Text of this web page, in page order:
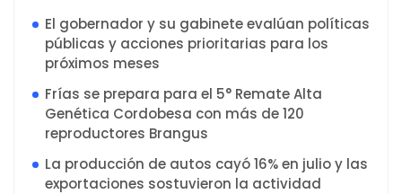
El gobernador y su gabinete evalúan políticas
públicas y acciones prioritarias para los
próximos meses
Frías se prepara para el 5° Remate Alta
Genética Cordobesa con más de 120
reproductores Brangus
La producción de autos cayó 16% en julio y las
exportaciones sostuvieron la actividad